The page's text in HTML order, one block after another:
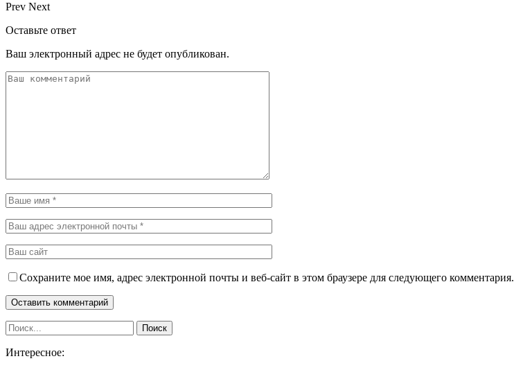
Prev Next
Оставьте ответ
Ваш электронный адрес не будет опубликован.
Сохраните мое имя, адрес электронной почты и веб-сайт в этом браузере для следующего комментария.
Интересное: